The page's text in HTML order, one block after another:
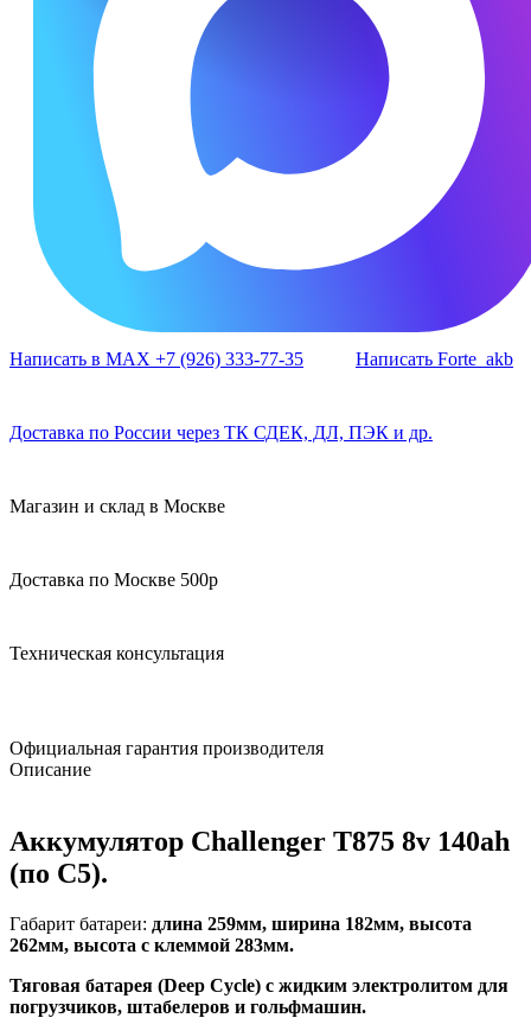
Написать в MAX +7 (926) 333-77-35 Написать Forte_akb
Доставка по России через ТК СДЕК, ДЛ, ПЭК и др.
Магазин и склад в Москве
Доставка по Москве 500р
Техническая консультация
Официальная гарантия производителя
Описание
Аккумулятор Challenger T875 8v 140ah
(по С5).
Габарит батареи: длина 259мм, ширина 182мм, высота
262мм, высота с клеммой 283мм.
Тяговая батарея (Deep Cycle) с жидким электролитом для
погрузчиков, штабелеров и гольфмашин.